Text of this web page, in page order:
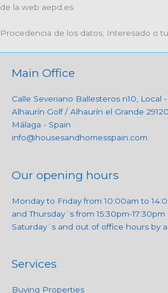
de la web aepd.es.
Procedencia de los datos; Interesado o
Main Office
Calle Severiano Ballesteros n10, Local -
Alhaurín Golf / Alhaurín el Grande 29120
Málaga - Spain
info@housesandhomesspain.com
Our opening hours
Monday to Friday from 10:00am to
and Thursday´s from 15:30pm-17:30pm
Saturday´s and out of office hours by
Services
Buying Properties